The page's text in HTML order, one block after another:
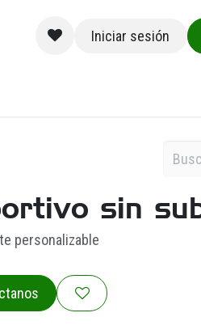
Iniciar sesión
sin
personalizable